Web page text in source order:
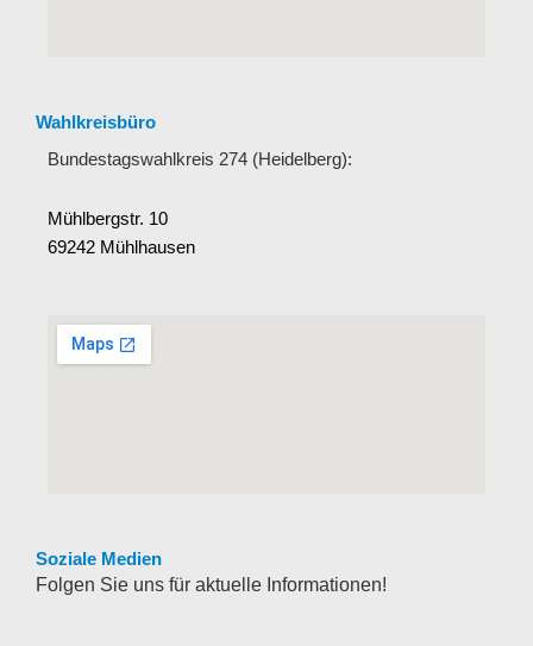
Wahlkreisbüro
Bundestagswahlkreis 274 (Heidelberg):
Mühlbergstr. 10
69242 Mühlhausen
Soziale Medien
Folgen Sie uns für aktuelle Informationen!